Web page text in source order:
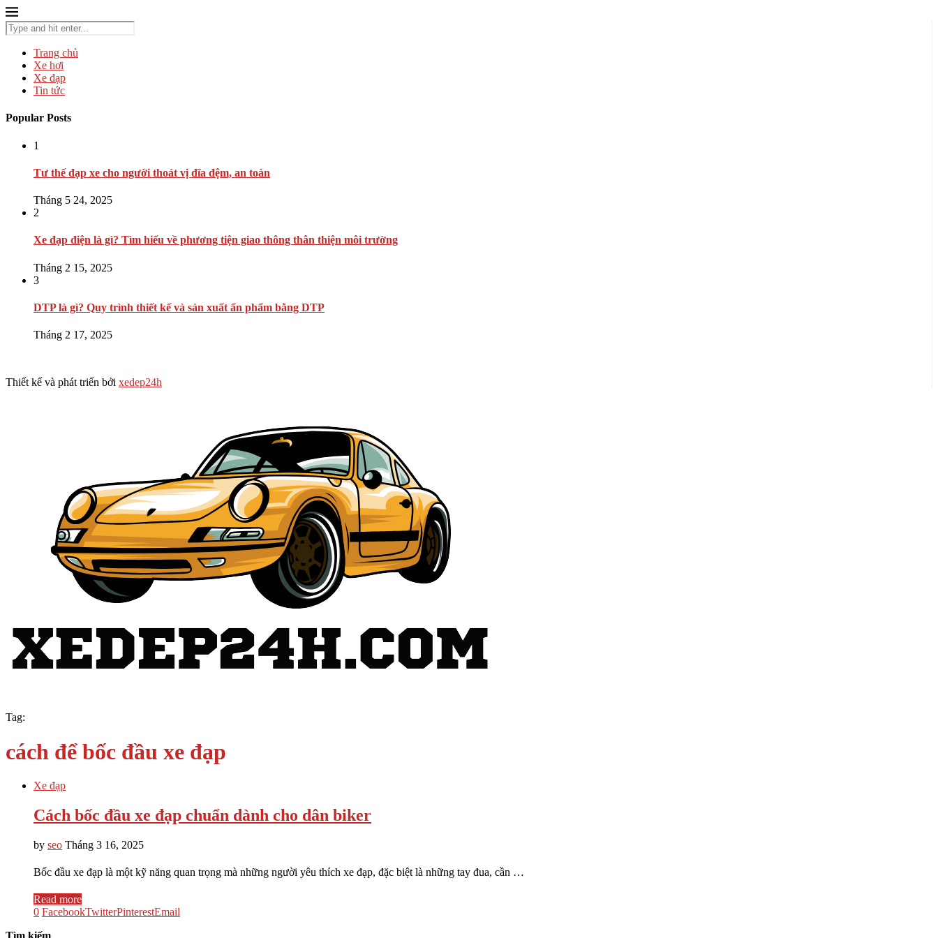
Trang chủ
Xe hơi
Xe đạp
Tin tức
Popular Posts
1
Tư thế đạp xe cho người thoát vị đĩa đệm, an toàn
Tháng 5 24, 2025
2
Xe đạp điện là gì? Tìm hiểu về phương tiện giao thông thân thiện môi trường
Tháng 2 15, 2025
3
DTP là gì? Quy trình thiết kế và sản xuất ấn phẩm bằng DTP
Tháng 2 17, 2025
Thiết kế và phát triển bởi xedep24h
Tag:
cách để bốc đầu xe đạp
Xe đạp
Cách bốc đầu xe đạp chuẩn dành cho dân biker
by seo Tháng 3 16, 2025
Bốc đầu xe đạp là một kỹ năng quan trọng mà những người yêu thích xe đạp, đặc biệt là những tay đua, cần …
Read more
0 FacebookTwitterPinterestEmail
Tìm kiếm